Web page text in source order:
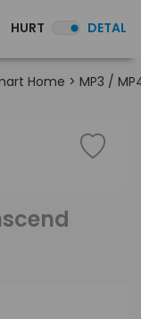
HURT DETAL
Home > MP3 /